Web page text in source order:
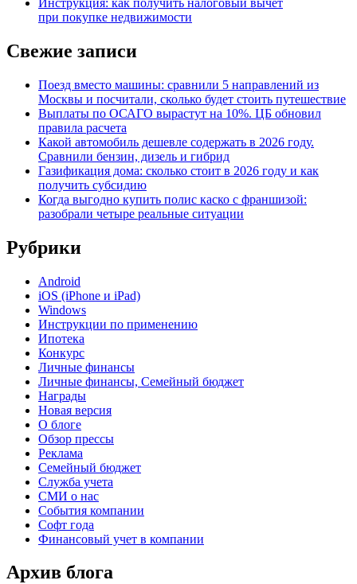
при покупке недвижимости
Свежие записи
Поезд вместо машины: сравнили 5 направлений из
Москвы и посчитали, сколько будет стоить путешествие
Выплаты по ОСАГО вырастут на 10%. ЦБ обновил
правила расчета
Какой автомобиль дешевле содержать в 2026 году.
Сравнили бензин, дизель и гибрид
Газификация дома: сколько стоит в 2026 году и как
получить субсидию
Когда выгодно купить полис каско с франшизой:
разобрали четыре реальные ситуации
Рубрики
Android
iOS (iPhone и iPad)
Windows
Инструкции по применению
Ипотека
Конкурс
Личные финансы
Личные финансы, Семейный бюджет
Награды
Новая версия
О блоге
Обзор прессы
Реклама
Семейный бюджет
Служба учета
СМИ о нас
События компании
Софт года
Финансовый учет в компании
Архив блога